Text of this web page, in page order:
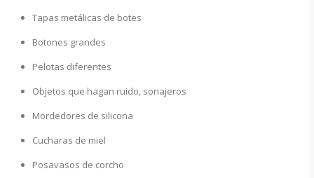
Tapas metálicas de botes
Botones grandes
Pelotas diferentes
Objetos que hagan ruido, sonajeros
Mordedores de silicona
Cucharas de miel
Posavasos de corcho